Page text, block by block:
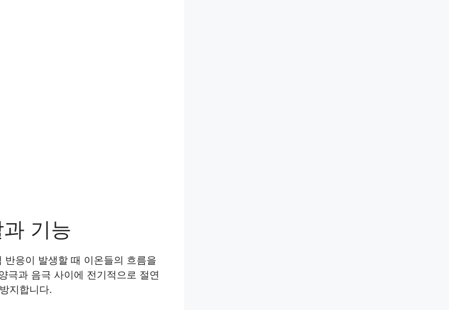
기능
응이 발생할 때 이온들의 흐름을
극과 음극 사이에 전기적으로 절연
지합니다.